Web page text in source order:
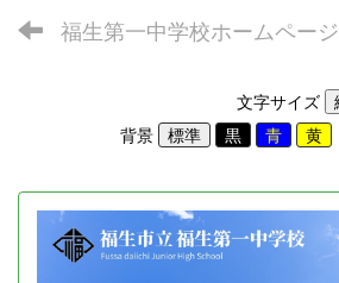
福生第一中学校ホームページ
文字サイズ
背景